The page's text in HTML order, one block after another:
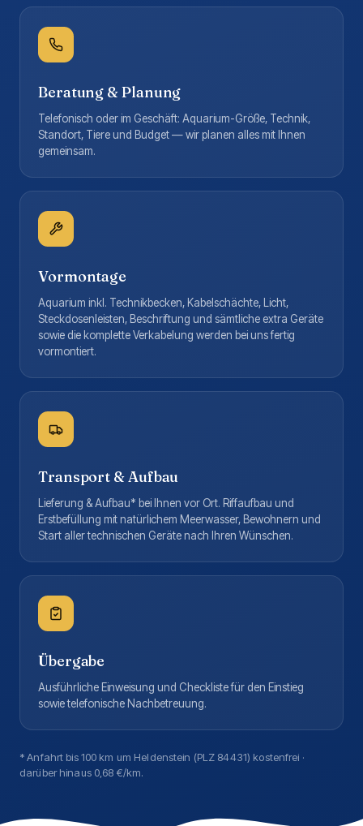
Beratung & Planung
Telefonisch oder im Geschäft: Aquarium-Größe, Technik,
Standort, Tiere und Budget — wir planen alles mit Ihnen
gemeinsam.
Vormontage
Aquarium inkl. Technikbecken, Kabelschächte, Licht,
Steckdosenleisten, Beschriftung und sämtliche extra Geräte
sowie die komplette Verkabelung werden bei uns fertig
vormontiert.
Transport & Aufbau
Lieferung & Aufbau* bei Ihnen vor Ort. Riffaufbau und
Erstbefüllung mit natürlichem Meerwasser, Bewohnern und
Start aller technischen Geräte nach Ihren Wünschen.
Übergabe
Ausführliche Einweisung und Checkliste für den Einstieg
sowie telefonische Nachbetreuung.
* Anfahrt bis 100 km um Heldenstein (PLZ 84431) kostenfrei ·
darüber hinaus 0,68 €/km.